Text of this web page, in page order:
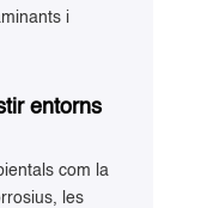
i
entorns
com la
les